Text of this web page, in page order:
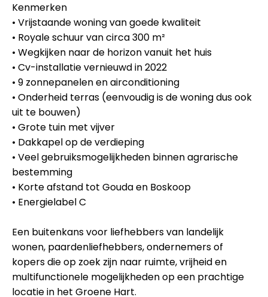
Kenmerken
• Vrijstaande woning van goede kwaliteit
• Royale schuur van circa 300 m²
• Wegkijken naar de horizon vanuit het huis
• Cv-installatie vernieuwd in 2022
• 9 zonnepanelen en airconditioning
• Onderheid terras (eenvoudig is de woning dus ook
uit te bouwen)
• Grote tuin met vijver
• Dakkapel op de verdieping
• Veel gebruiksmogelijkheden binnen agrarische
bestemming
• Korte afstand tot Gouda en Boskoop
• Energielabel C
Een buitenkans voor liefhebbers van landelijk
wonen, paardenliefhebbers, ondernemers of
kopers die op zoek zijn naar ruimte, vrijheid en
multifunctionele mogelijkheden op een prachtige
locatie in het Groene Hart.